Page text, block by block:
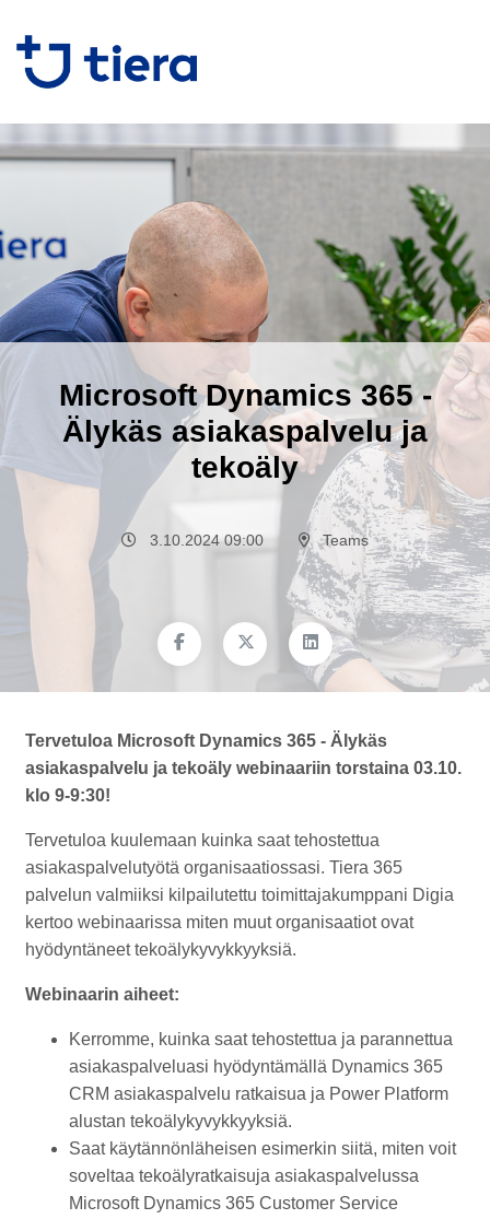
Microsoft Dynamics 365 -
Älykäs asiakaspalvelu ja
tekoäly
3.10.2024 09:00 Teams
Tervetuloa Microsoft Dynamics 365 - Älykäs
asiakaspalvelu ja tekoäly webinaariin torstaina 03.10.
klo 9-9:30!
Tervetuloa kuulemaan kuinka saat tehostettua
asiakaspalvelutyötä organisaatiossasi. Tiera 365
palvelun valmiiksi kilpailutettu toimittajakumppani Digia
kertoo webinaarissa miten muut organisaatiot ovat
hyödyntäneet tekoälykyvykkyyksiä.
Webinaarin aiheet:
Kerromme, kuinka saat tehostettua ja parannettua
asiakaspalveluasi hyödyntämällä Dynamics 365
CRM asiakaspalvelu ratkaisua ja Power Platform
alustan tekoälykyvykkyyksiä.
Saat käytännönläheisen esimerkin siitä, miten voit
soveltaa tekoälyratkaisuja asiakaspalvelussa
Microsoft Dynamics 365 Customer Service